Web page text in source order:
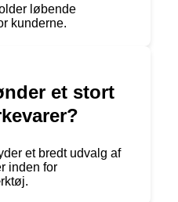
løbende
kunderne.
et stort
et bredt udvalg af
inden for